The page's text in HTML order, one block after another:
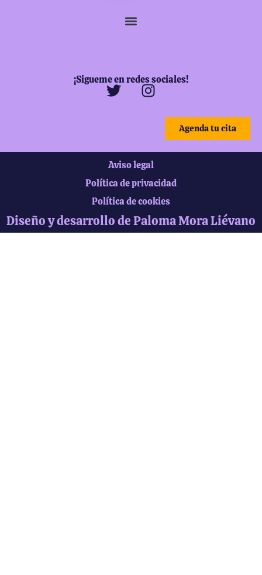
¡Sigueme en redes sociales!
Agenda tu cita
Aviso legal
Política de privacidad
Política de cookies
Diseño y desarrollo de Paloma Mora Liévano